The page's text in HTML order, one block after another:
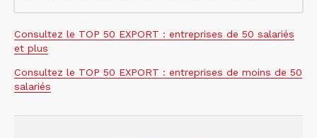
Consultez le TOP 50 EXPORT : entreprises de 50 salariés
et plus
Consultez le TOP 50 EXPORT : entreprises de moins de 50
salariés